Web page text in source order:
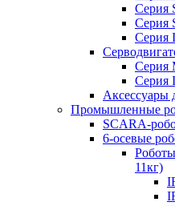
Серия
Серия
Серия
Серия
Серия
Аксессуары
Промышленные
SCARA-
6-осевые
11кг)